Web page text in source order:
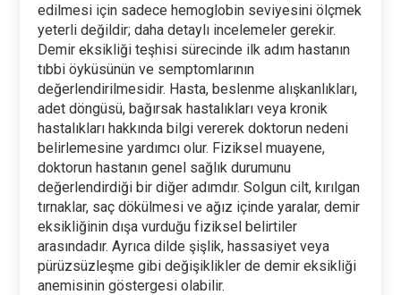
edilmesi için sadece hemoglobin seviyesini ölçmek
yeterli değildir; daha detaylı incelemeler gerekir.
Demir eksikliği teşhisi sürecinde ilk adım hastanın
tıbbi öyküsünün ve semptomlarının
değerlendirilmesidir. Hasta, beslenme alışkanlıkları,
adet döngüsü, bağırsak hastalıkları veya kronik
hastalıkları hakkında bilgi vererek doktorun nedeni
belirlemesine yardımcı olur. Fiziksel muayene,
doktorun hastanın genel sağlık durumunu
değerlendirdiği bir diğer adımdır. Solgun cilt, kırılgan
tırnaklar, saç dökülmesi ve ağız içinde yaralar, demir
eksikliğinin dışa vurduğu fiziksel belirtiler
arasındadır. Ayrıca dilde şişlik, hassasiyet veya
pürüzsüzleşme gibi değişiklikler de demir eksikliği
anemisinin göstergesi olabilir.